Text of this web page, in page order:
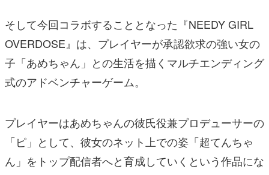
そして今回コラボすることとなった『NEEDY GIRL
OVERDOSE』は、プレイヤーが承認欲求の強い女の
子「あめちゃん」との生活を描くマルチエンディング
式のアドベンチャーゲーム。
プレイヤーはあめちゃんの彼氏役兼プロデューサーの
「ピ」として、彼女のネット上での姿「超てんちゃ
ん」をトップ配信者へと育成していくという作品にな